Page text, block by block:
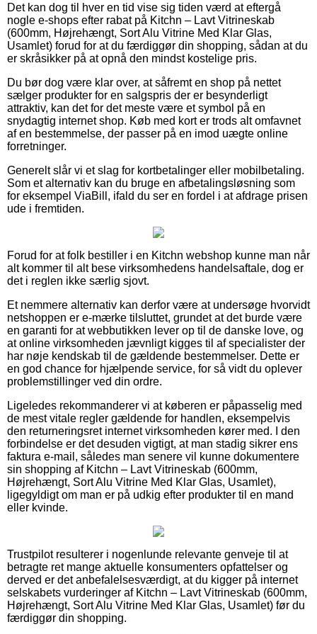
Det kan dog til hver en tid vise sig tiden værd at eftergå
nogle e-shops efter rabat på Kitchn – Lavt Vitrineskab
(600mm, Højrehængt, Sort Alu Vitrine Med Klar Glas,
Usamlet) forud for at du færdiggør din shopping, sådan at du
er skråsikker på at opnå den mindst kostelige pris.
Du bør dog være klar over, at såfremt en shop på nettet
sælger produkter for en salgspris der er besynderligt
attraktiv, kan det for det meste være et symbol på en
snydagtig internet shop. Køb med kort er trods alt omfavnet
af en bestemmelse, der passer på en imod uægte online
forretninger.
Generelt slår vi et slag for kortbetalinger eller mobilbetaling.
Som et alternativ kan du bruge en afbetalingsløsning som
for eksempel ViaBill, ifald du ser en fordel i at afdrage prisen
ude i fremtiden.
Forud for at folk bestiller i en Kitchn webshop kunne man når
alt kommer til alt bese virksomhedens handelsaftale, dog er
det i reglen ikke særlig sjovt.
Et nemmere alternativ kan derfor være at undersøge hvorvidt
netshoppen er e-mærke tilsluttet, grundet at det burde være
en garanti for at webbutikken lever op til de danske love, og
at online virksomheden jævnligt kigges til af specialister der
har nøje kendskab til de gældende bestemmelser. Dette er
en god chance for hjælpende service, for så vidt du oplever
problemstillinger ved din ordre.
Ligeledes rekommanderer vi at køberen er påpasselig med
de mest vitale regler gældende for handlen, eksempelvis
den returneringsret internet virksomheden kører med. I den
forbindelse er det desuden vigtigt, at man stadig sikrer ens
faktura e-mail, således man senere vil kunne dokumentere
sin shopping af Kitchn – Lavt Vitrineskab (600mm,
Højrehængt, Sort Alu Vitrine Med Klar Glas, Usamlet),
ligegyldigt om man er på udkig efter produkter til en mand
eller kvinde.
Trustpilot resulterer i nogenlunde relevante genveje til at
betragte ret mange aktuelle konsumenters opfattelser og
derved er det anbefalelsesværdigt, at du kigger på internet
selskabets vurderinger af Kitchn – Lavt Vitrineskab (600mm,
Højrehængt, Sort Alu Vitrine Med Klar Glas, Usamlet) før du
færdiggør din shopping.